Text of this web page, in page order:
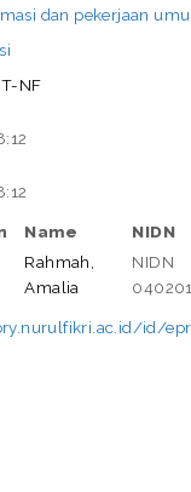
dan pekerjaan
NF
Name
NIDN
Rahmah,
Amalia
NIDN
id/